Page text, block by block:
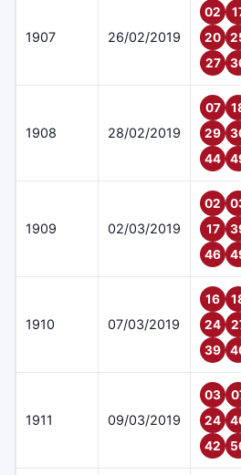
1907 26/02/2019
02
20
27
1908 28/02/2019
07
29
44
1909 02/03/2019
02
17
46
1910 07/03/2019
16
24
39
1911 09/03/2019
03
24
42